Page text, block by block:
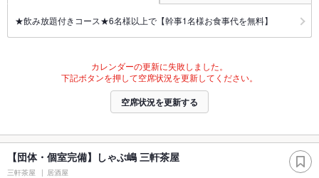
★飲み放題付きコース★6名様以上で【幹事1名様お食事代を無料】
カレンダーの更新に失敗しました。
下記ボタンを押して空席状況を更新してください。
空席状況を更新する
【団体・個室完備】しゃぶ嶋 三軒茶屋
三軒茶屋 居酒屋